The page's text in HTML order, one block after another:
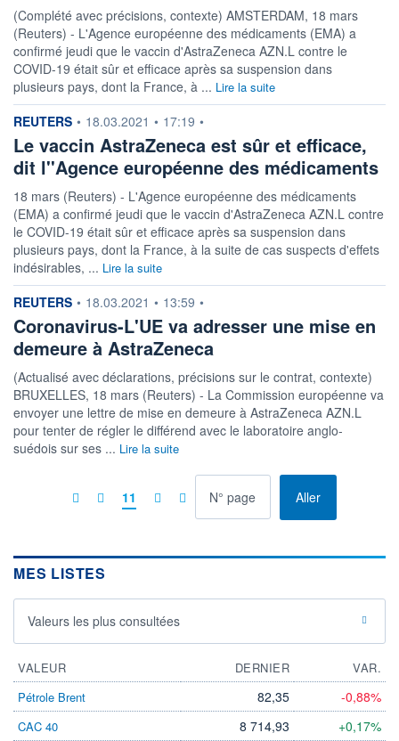
(Complété avec précisions, contexte) AMSTERDAM, 18 mars
(Reuters) - L'Agence européenne des médicaments (EMA) a
confirmé jeudi que le vaccin d'AstraZeneca AZN.L contre le
COVID-19 était sûr et efficace après sa suspension dans
plusieurs pays, dont la France, à ... Lire la suite
information fournie par
REUTERS • 18.03.2021 • 17:19 •
Le vaccin AstraZeneca est sûr et efficace,
dit l''Agence européenne des médicaments
18 mars (Reuters) - L'Agence européenne des médicaments
(EMA) a confirmé jeudi que le vaccin d'AstraZeneca AZN.L contre
le COVID-19 était sûr et efficace après sa suspension dans
plusieurs pays, dont la France, à la suite de cas suspects d'effets
indésirables, ... Lire la suite
information fournie par
REUTERS • 18.03.2021 • 13:59 •
Coronavirus-L'UE va adresser une mise en
demeure à AstraZeneca
(Actualisé avec déclarations, précisions sur le contrat, contexte)
BRUXELLES, 18 mars (Reuters) - La Commission européenne va
envoyer une lettre de mise en demeure à AstraZeneca AZN.L
pour tenter de régler le différend avec le laboratoire anglo-
suédois sur ses ... Lire la suite
11 Allerà la page
MES LISTES
Valeurs les plus consultées
VALEUR DERNIER
VAR.
Pétrole Brent
82,35 -0,88%
CAC 40 8 714,93 +0,17%